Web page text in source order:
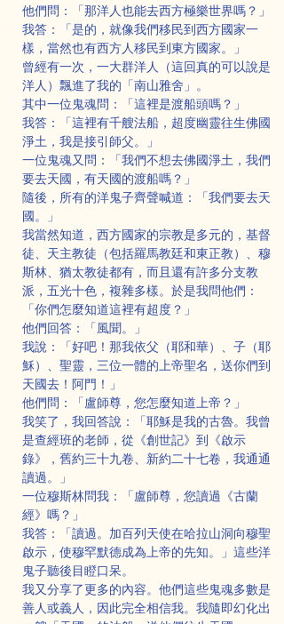
他們問：「那洋人也能去西方極樂世界嗎？」
我答：「是的，就像我們移民到西方國家一
樣，當然也有西方人移民到東方國家。」
曾經有一次，一大群洋人（這回真的可以說是
洋人）飄進了我的「南山雅舍」。
其中一位鬼魂問：「這裡是渡船頭嗎？」
我答：「這裡有千艘法船，超度幽靈往生佛國
淨土，我是接引師父。」
一位鬼魂又問：「我們不想去佛國淨土，我們
要去天國，有天國的渡船嗎？」
隨後，所有的洋鬼子齊聲喊道：「我們要去天
國。」
我當然知道，西方國家的宗教是多元的，基督
徒、天主教徒（包括羅馬教廷和東正教）、穆
斯林、猶太教徒都有，而且還有許多分支教
派，五光十色，複雜多樣。於是我問他們：
「你們怎麼知道這裡有超度？」
他們回答：「風聞。」
我說：「好吧！那我依父（耶和華）、子（耶
穌）、聖靈，三位一體的上帝聖名，送你們到
天國去！阿門！」
他們問：「盧師尊，您怎麼知道上帝？」
我笑了，我回答說：「耶穌是我的古魯。我曾
是查經班的老師，從《創世記》到《啟示
錄》，舊約三十九卷、新約二十七卷，我通通
讀過。」
一位穆斯林問我：「盧師尊，您讀過《古蘭
經》嗎？」
我答：「讀過。加百列天使在哈拉山洞向穆聖
啟示，使穆罕默德成為上帝的先知。」這些洋
鬼子聽後目瞪口呆。
我又分享了更多的內容。他們這些鬼魂多數是
善人或義人，因此完全相信我。我隨即幻化出